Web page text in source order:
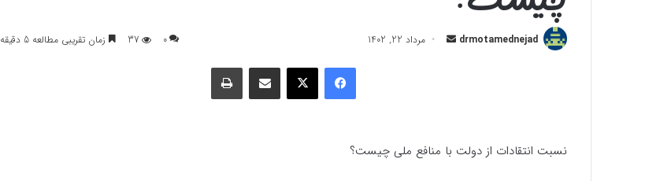
drmotamednejad
ارسال مرداد 22, 1402 0
37 زمان تقریبی مطالعه 5 دقیقه
فیسبوک ایکس اشتراک گذاری با ایمیل چاپ
نسبت انتقادات از دولت با منافع ملی چیست؟